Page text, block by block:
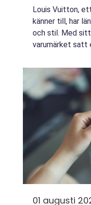
Louis Vuitton,
känner till, har
och stil. Med sitt
varumärket satt
k...
01 augusti